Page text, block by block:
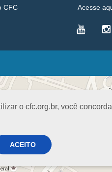
o cfc.org.br, você
ACEITO
CFC
Acesse
Disciplina